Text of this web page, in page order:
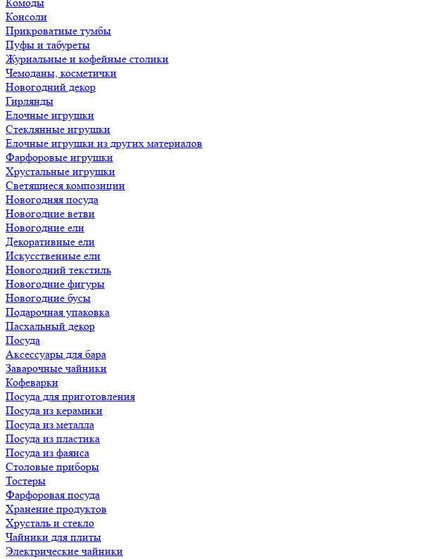
Консоли
Прикроватные тумбы
Пуфы и табуреты
Журнальные и кофейные столики
Чемоданы, косметички
Новогодний декор
Гирлянды
Елочные игрушки
Стеклянные игрушки
Елочные игрушки из других материалов
Фарфоровые игрушки
Хрустальные игрушки
Светящиеся композиции
Новогодняя посуда
Новогодние ветви
Новогодние ели
Декоративные ели
Искусственные ели
Новогодний текстиль
Новогодние фигуры
Новогодние бусы
Подарочная упаковка
Пасхальный декор
Посуда
Аксессуары для бара
Заварочные чайники
Кофеварки
Посуда для приготовления
Посуда из керамики
Посуда из металла
Посуда из пластика
Посуда из фаянса
Столовые приборы
Тостеры
Фарфоровая посуда
Хранение продуктов
Хрусталь и стекло
Чайники для плиты
Электрические чайники